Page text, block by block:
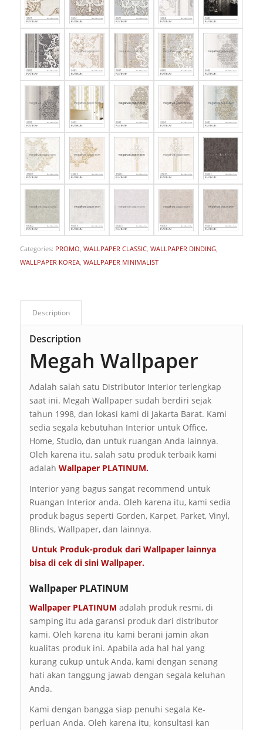
Categories: PROMO WALLPAPER CLASSIC, WALLPAPER DINDING,
WALLPAPER KOREA, WALLPAPER MINIMALIST
Description
Description
Megah Wallpaper
Adalah salah satu Distributor Interior terlengkap
saat ini. Megah Wallpaper sudah berdiri sejak
tahun 1998, dan lokasi kami di Jakarta Barat. Kami
sedia segala kebutuhan Interior untuk Office,
Home, Studio, dan untuk ruangan Anda lainnya.
Oleh karena itu, salah satu produk terbaik kami
adalah Wallpaper PLATINUM.
Interior yang bagus sangat recommend untuk
Ruangan Interior anda. Oleh karena itu, kami sedia
produk bagus seperti Gorden, Karpet, Parket, Vinyl,
Blinds, Wallpaper, dan lainnya.
Untuk Produk-produk dari Wallpaper lainnya
bisa di cek di sini Wallpaper.
Wallpaper PLATINUM
Wallpaper PLATINUM adalah produk resmi, di
samping itu ada garansi produk dari distributor
kami. Oleh karena itu kami berani jamin akan
kualitas produk ini. Apabila ada hal hal yang
kurang cukup untuk Anda, kami dengan senang
hati akan tanggung jawab dengan segala keluhan
Anda.
Kami dengan bangga siap penuhi segala Ke-
perluan Anda. Oleh karena itu, konsultasi kan